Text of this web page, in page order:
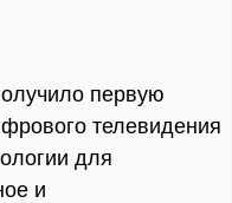
первую
телевидения
для
и